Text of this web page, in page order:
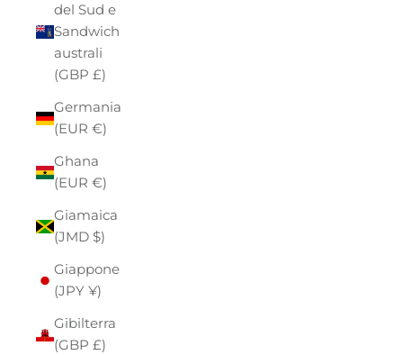
del Sud e
Sandwich
australi
(GBP £)
Germania
(EUR €)
Ghana
(EUR €)
Giamaica
(JMD $)
Giappone
(JPY ¥)
Gibilterra
(GBP £)